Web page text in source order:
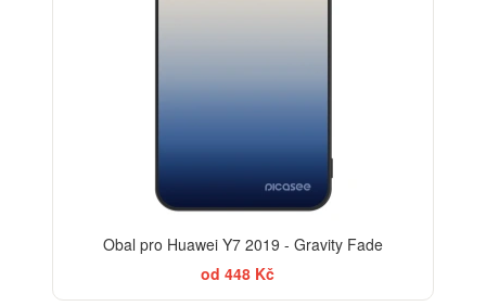
Obal pro Huawei Y7 2019 - Gravity Fade
od 448 Kč